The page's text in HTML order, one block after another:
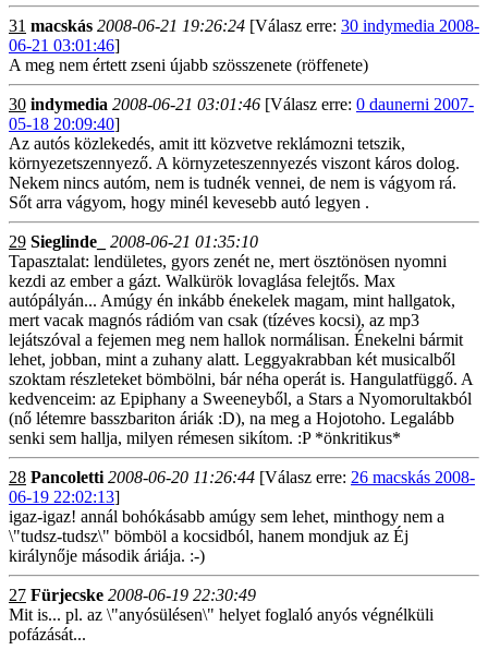
31 macskás 2008-06-21 19:26:24 [Válasz erre: 30 indymedia 2008-
06-21 03:01:46]
A meg nem értett zseni újabb szösszenete (röffenete)
30 indymedia 2008-06-21 03:01:46 [Válasz erre: 0 daunerni 2007-
05-18 20:09:40]
Az autós közlekedés, amit itt közvetve reklámozni tetszik,
környezetszennyező. A környzeteszennyezés viszont káros dolog.
Nekem nincs autóm, nem is tudnék vennei, de nem is vágyom rá.
Sőt arra vágyom, hogy minél kevesebb autó legyen .
29 Sieglinde_
2008-06-21 01:35:10
Tapasztalat: lendületes, gyors zenét ne, mert ösztönösen nyomni
kezdi az ember a gázt. Walkürök lovaglása felejtős. Max
autópályán... Amúgy én inkább énekelek magam, mint hallgatok,
mert vacak magnós rádióm van csak (tízéves kocsi), az mp3
lejátszóval a fejemen meg nem hallok normálisan. Énekelni bármit
lehet, jobban, mint a zuhany alatt. Leggyakrabban két musicalből
szoktam részleteket bömbölni, bár néha operát is. Hangulatfüggő. A
kedvenceim: az Epiphany a Sweeneyből, a Stars a Nyomorultakból
(nő létemre basszbariton áriák :D), na meg a Hojotoho. Legalább
senki sem hallja, milyen rémesen sikítom. :P *önkritikus*
28 Pancoletti 2008-06-20 11:26:44 [Válasz erre: 26 macskás 2008-
06-19 22:02:13]
igaz-igaz! annál bohókásabb amúgy sem lehet, minthogy nem a
\"tudsz-tudsz\" bömböl a kocsidból, hanem mondjuk az Éj
királynője második áriája. :-)
27 Fürjecske 2008-06-19 22:30:49
Mit is... pl. az \"anyósülésen\" helyet foglaló anyós végnélküli
pofázását...